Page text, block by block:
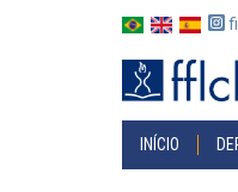
MAIN
NAVIGATION
INÍCIO